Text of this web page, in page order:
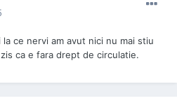
la ce nervi am avut nici nu mai stiu
ca e fara drept de circulatie.